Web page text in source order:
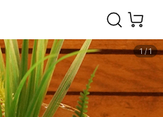
1/1